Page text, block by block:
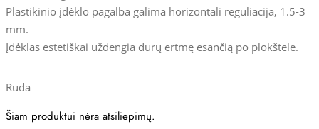
Plastikinio įdėklo pagalba galima horizontali reguliacija, 1.5-3
mm.
Įdėklas estetiškai uždengia durų ertmę esančią po plokštele.
Ruda
Šiam produktui nėra atsiliepimų.